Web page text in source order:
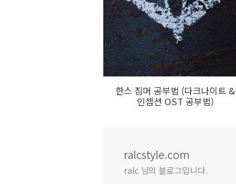
한스 짐머 공부법 (다크나이트 &
인셉션 OST 공부법)
ralcstyle.com
ralc 님의 블로그입니다.